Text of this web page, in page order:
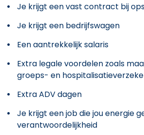
Je krijgt een vast contract bij
Je krijgt een bedrijfswagen
Een aantrekkelijk salaris
Extra legale voordelen zoals
groeps- en
Extra ADV dagen
Je krijgt een job die jou energie
verantwoordelijkheid